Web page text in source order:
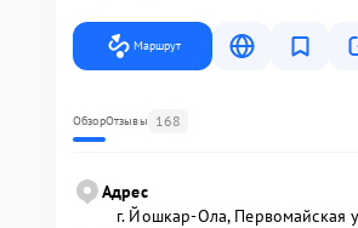
Маршрут
ОбзорОтзывы 168
Адрес
г. Йошкар-Ола, Первомайская